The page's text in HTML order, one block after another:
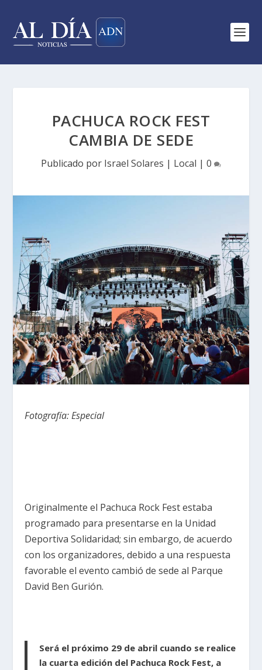
PACHUCA ROCK FEST
CAMBIA DE SEDE
Publicado por Israel Solares | Local | 0
Fotografía: Especial
Originalmente el Pachuca Rock Fest estaba
programado para presentarse en la Unidad
Deportiva Solidaridad; sin embargo, de acuerdo
con los organizadores, debido a una respuesta
favorable el evento cambió de sede al Parque
David Ben Gurión.
Será el próximo 29 de abril cuando se realice
la cuarta edición del Pachuca Rock Fest, a